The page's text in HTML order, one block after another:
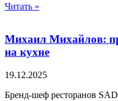
Читать »
Михаил Михайлов:
на кухне
19.12.2025
Бренд-шеф ресторанов